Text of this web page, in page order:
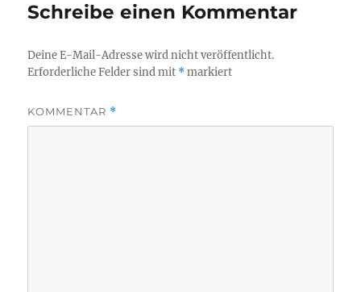
Schreibe einen Kommentar
Deine E-Mail-Adresse wird nicht veröffentlicht.
Erforderliche Felder sind mit *markiert
KOMMENTAR *